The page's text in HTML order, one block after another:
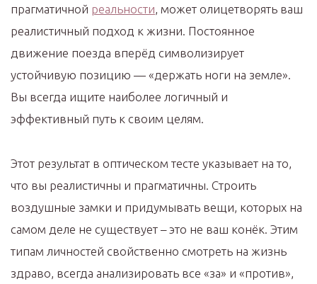
прагматичной реальности , может олицетворять ваш
реалистичный подход к жизни. Постоянное
движение поезда вперёд символизирует
устойчивую позицию — «держать ноги на земле».
Вы всегда ищите наиболее логичный и
эффективный путь к своим целям.
Этот результат в оптическом тесте указывает на то,
что вы реалистичны и прагматичны. Строить
воздушные замки и придумывать вещи, которых на
самом деле не существует – это не ваш конёк. Этим
типам личностей свойственно смотреть на жизнь
здраво, всегда анализировать все «за» и «против»,